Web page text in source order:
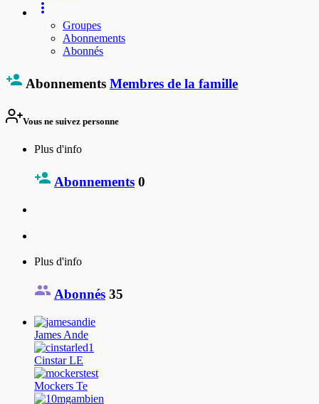
Groupes
Abonnements
Abonnés
Abonnements Membres de la famille
Vous ne suivez personne
Plus d'info
Abonnements 0
Plus d'info
Abonnés 35
James Ande
Cinstar LE
Mockers Te